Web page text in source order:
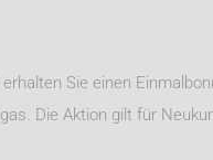
Sie einen
Die Aktion gilt für